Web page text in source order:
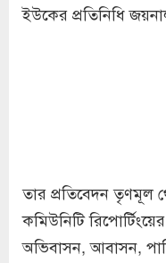
ইউকের প্রতিনিধি
তার প্রতিবেদন তৃণমূল
কমিউনিটি
অভিবাসন, আবাসন,